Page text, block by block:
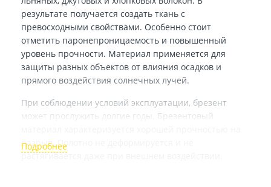
результате получается создать ткань с
превосходными свойствами. Особенно стоит
отметить паронепроницаемость и повышенный
уровень прочности. Материал применяется для
защиты разных объектов от влияния осадков и
прямого воздействия солнечных лучей.
При соблюдении условий эксплуатации, брезент
может прослужить долгие годы. Брезентовый
разрыв. Полотно не деформируется и не
растягивается даже при внешнем воздействии.